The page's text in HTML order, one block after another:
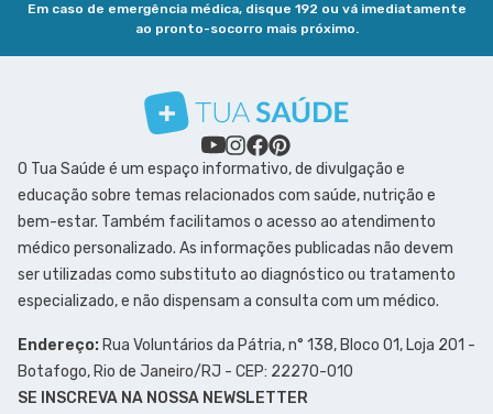
Em caso de emergência médica, disque 192 ou vá imediatamente
ao pronto-socorro mais próximo.
O Tua Saúde é um espaço informativo, de divulgação e
educação sobre temas relacionados com saúde, nutrição e
bem-estar. Também facilitamos o acesso ao atendimento
médico personalizado. As informações publicadas não devem
ser utilizadas como substituto ao diagnóstico ou tratamento
especializado, e não dispensam a consulta com um médico.
Endereço: Rua Voluntários da Pátria, n° 138, Bloco 01, Loja 201 -
Botafogo, Rio de Janeiro/RJ - CEP: 22270-010
SE INSCREVA NA NOSSA NEWSLETTER